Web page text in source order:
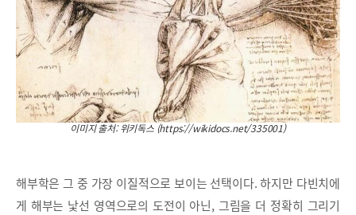
이미지 출처: 위키독스 (https://wikidocs.net/335001)
해부학은 그 중 가장 이질적으로 보이는 선택이다. 하지만 다빈치에
게 해부는 낯선 영역으로의 도전이 아닌, 그림을 더 정확히 그리기